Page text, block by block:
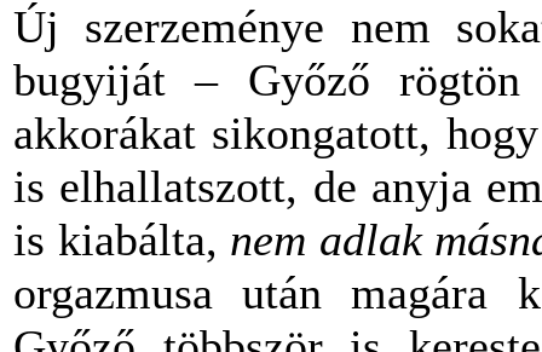
Új szerzeménye nem
bugyiját – Győző rögtön
akkorákat sikongatott,
is elhallatszott, de anyja
is kiabálta, nem adlak
orgazmusa után magára